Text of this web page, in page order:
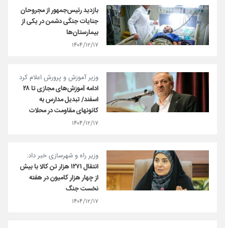
بازدید رئیس‌جمهور از مجروحان
جنایات جنگی دشمن در یکی از
بیمارستان‌ها
۱۴۰۴/۱۲/۱۷
وزیر آموزش و پرورش اعلام کرد
ادامه آموزش‌های مجازی تا ۲۸
اسفند/ تبدیل مدارس به
کانونهای مقاومت در محلات
۱۴۰۴/۱۲/۱۷
وزیر راه و شهرسازی خبر داد:
انتقال ۱۲۷۱ هزار تن کالا با بیش
از چهار هزار کامیون در هفته
نخست جنگ
۱۴۰۴/۱۲/۱۷